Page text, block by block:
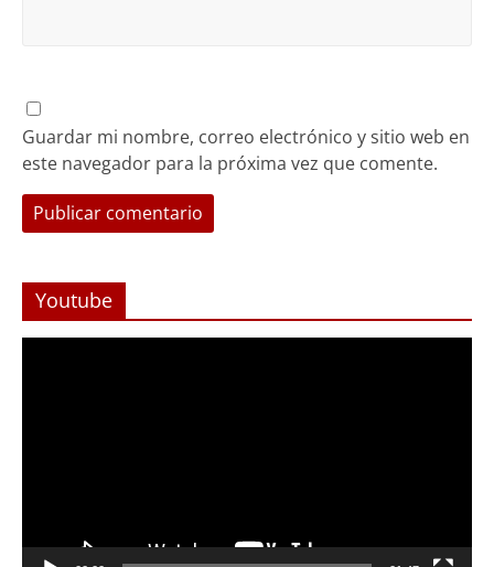
Guardar mi nombre, correo electrónico y sitio web en
este navegador para la próxima vez que comente.
Youtube